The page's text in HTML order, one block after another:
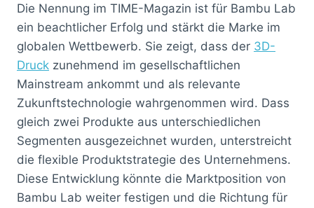
Die Nennung im TIME-Magazin ist für Bambu Lab
ein beachtlicher Erfolg und stärkt die Marke im
globalen Wettbewerb. Sie zeigt, dass der 3D-
Druck zunehmend im gesellschaftlichen
Mainstream ankommt und als relevante
Zukunftstechnologie wahrgenommen wird. Dass
gleich zwei Produkte aus unterschiedlichen
Segmenten ausgezeichnet wurden, unterstreicht
die flexible Produktstrategie des Unternehmens.
Diese Entwicklung könnte die Marktposition von
Bambu Lab weiter festigen und die Richtung für